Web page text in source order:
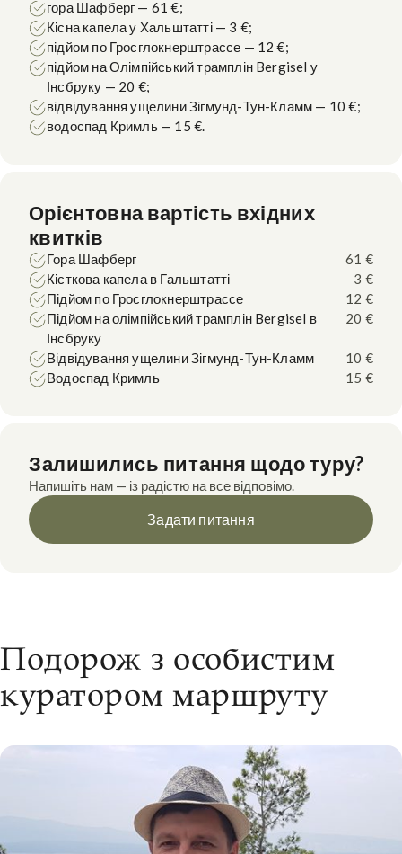
гора Шафберг — 61 €;
Кісна капела у Хальштатті — 3 €;
підйом по Гросглокнерштрассе — 12 €;
підйом на Олімпійський трамплін Bergisel у
Інсбруку — 20 €;
відвідування ущелини Зігмунд-Тун-Кламм — 10 €;
водоспад Кримль — 15 €.
Орієнтовна вартість вхідних
квитків
Гора Шафберг
61 €
Кісткова капела в Гальштатті
3 €
Підйом по Гросглокнерштрассе
12 €
Підйом на олімпійський трамплін Bergisel в
Інсбруку
20 €
Відвідування ущелини Зігмунд-Тун-Кламм
10 €
Водоспад Кримль
15 €
Залишились питання щодо туру?
Напишіть нам — із радістю на все відповімо.
Задати питання
Подорож з особистим
куратором маршруту